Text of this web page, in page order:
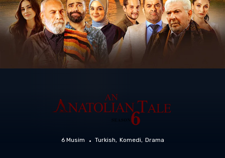
6 Musim Turkish Komedi Drama